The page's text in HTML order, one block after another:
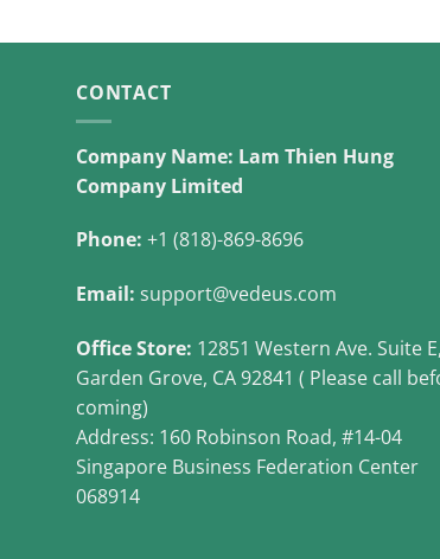
CONTACT
Company Name: Lam Thien Hung
Company Limited
Phone: +1 (818)-869-8696
Email: support@vedeus.com
Office Store: 12851 Western Ave. Suite E,
Garden Grove, CA 92841 ( Please call
coming)
Address: 160 Robinson Road, #14-04
Singapore Business Federation Center
068914